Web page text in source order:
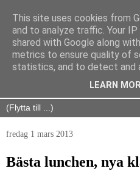
fredag 1 mars 2013
Bästa lunchen, nya
This site uses cookies from
and to analyze traffic. Your
shared with Google along
metrics to ensure quality of
statistics, and to detect and
LEARN